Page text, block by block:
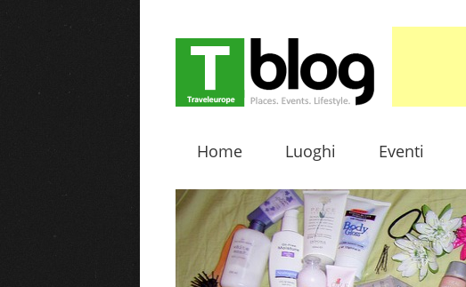
Home Luoghi Eventi